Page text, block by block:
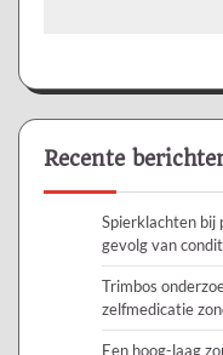
Recente
Spierklachten bij
gevolg van
Trimbos
zelfmedicatie
Een hoog-laag